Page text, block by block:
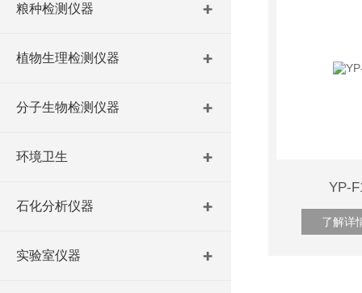
粮种检测仪器
植物生理检测仪器
分子生物检测仪器
环境卫生
石化分析仪器
实验室仪器
YP-
了解详